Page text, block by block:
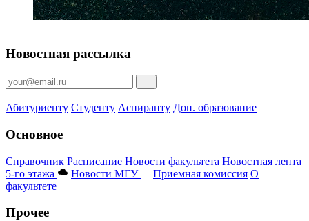
Новостная рассылка
Абитуриенту Студенту Аспиранту Доп. образование
Основное
Справочник Расписание Новости факультета Новостная лента
5-го этажа
Новости МГУ Приемная комиссия О
факультете
Прочее